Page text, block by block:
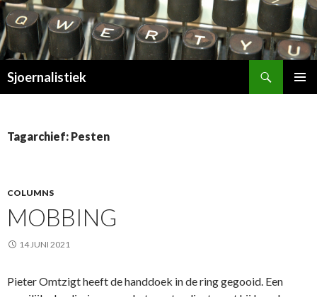
Sjoernalistiek
Tagarchief: Pesten
COLUMNS
MOBBING
14 JUNI 2021
Pieter Omtzigt heeft de handdoek in de ring gegooid. Een